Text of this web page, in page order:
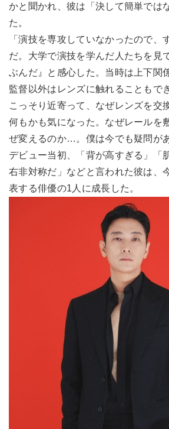
かと聞かれ、彼は「決して簡単では
た。
「演技を専攻していなかったので、
だ。大学で演技を学んだ人たちを見
ぶんだ』と感心した。当時は上下関
監督以外はレンズに触れることもで
こっそり近寄って、なぜレンズを交
何もかも気になった。なぜレールを
ぜ変えるのか…。僕は今でも疑問が
デビュー当初、「背が高すぎる」「
右非対称だ」などと言われた彼は、
表する俳優の1人に成長した。